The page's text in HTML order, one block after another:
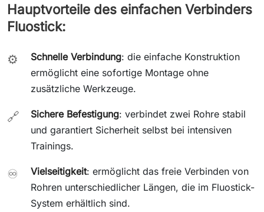
Hauptvorteile des einfachen Verbinders
Fluostick:
⚙️ Schnelle Verbindung: die einfache Konstruktion
ermöglicht eine sofortige Montage ohne
zusätzliche Werkzeuge.
🔗 Sichere Befestigung: verbindet zwei Rohre stabil
und garantiert Sicherheit selbst bei intensiven
Trainings.
♾️ Vielseitigkeit: ermöglicht das freie Verbinden von
Rohren unterschiedlicher Längen, die im Fluostick-
System erhältlich sind.